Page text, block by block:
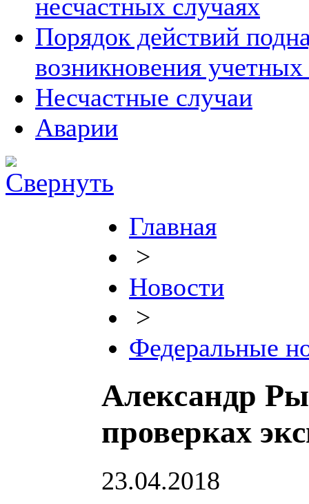
несчастных случаях
Порядок действий
возникновения
Несчастные случаи
Аварии
Главная
>
Новости
>
Федеральные
Александр
проверках
23.04.2018